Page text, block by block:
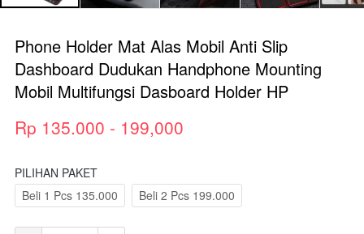
Phone Holder Mat Alas Mobil Anti Slip
Dashboard Dudukan Handphone Mounting
Mobil Multifungsi Dasboard Holder HP
Rp 135.000 - 199,000
PILIHAN PAKET
Beli 1 Pcs 135.000
Beli 2 Pcs 199.000